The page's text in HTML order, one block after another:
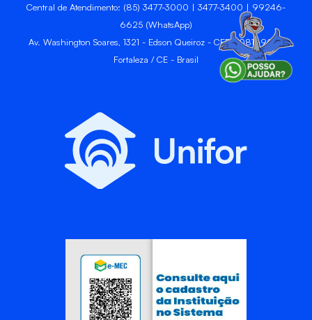
Central de Atendimento: (85) 3477-3000 | 3477-3400 | 99246-
6625 (WhatsApp)
Av. Washington Soares, 1321 - Edson Queiroz - CEP 60811-905 -
Fortaleza / CE - Brasil